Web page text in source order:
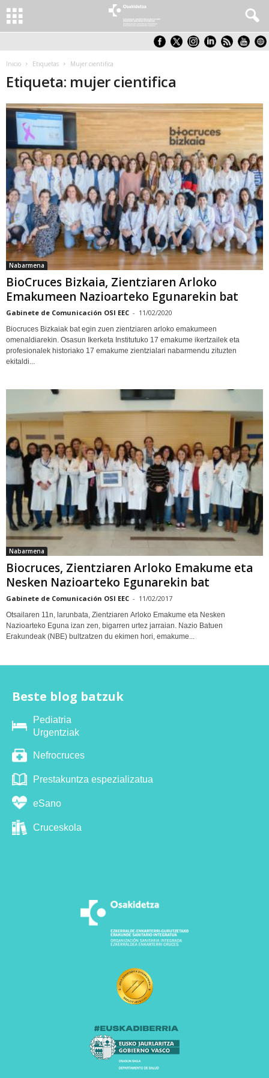
Inicio Etiquetas Mujer cientifica
Etiqueta: mujer cientifica
Nabarmena
BioCruces Bizkaia, Zientziaren Arloko
Emakumeen Nazioarteko Egunarekin bat
Gabinete de Comunicación OSI EEC - 11/02/2020
Biocruces Bizkaiak bat egin zuen zientziaren arloko emakumeen
omenaldiarekin. Osasun Ikerketa Institutuko 17 emakume ikertzailek eta
profesionalek historiako 17 emakume zientzialari nabarmendu zituzten
ekitaldi...
Nabarmena
Biocruces, Zientziaren Arloko Emakume eta
Nesken Nazioarteko Egunarekin bat
Gabinete de Comunicación OSI EEC - 11/02/2017
Otsailaren 11n, larunbata, Zientziaren Arloko Emakume eta Nesken
Nazioarteko Eguna izan zen, bigarren urtez jarraian. Nazio Batuen
Erakundeak (NBE) bultzatzen du ekimen hori, emakume...
Beste blog batzuk
Pediatria
Urgentziak
Nefrocruces
Prestakuntza espezializatua
eSano
Cruceskola